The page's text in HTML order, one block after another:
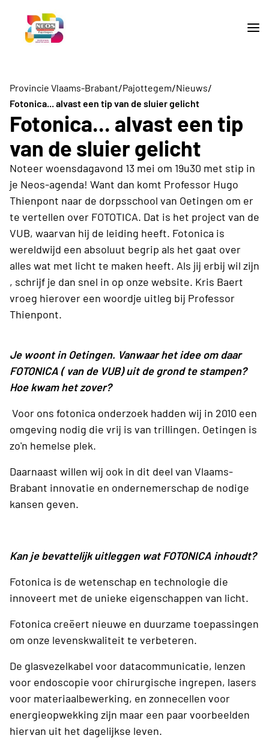
Provincie Vlaams-Brabant/Pajottegem/Nieuws/
Fotonica... alvast een tip van de sluier gelicht
Fotonica... alvast een tip
van de sluier gelicht
Noteer woensdagavond 13 mei om 19u30 met stip in
je Neos-agenda! Want dan komt Professor Hugo
Thienpont naar de dorpsschool van Oetingen om er
te vertellen over FOTOTICA. Dat is het project van de
VUB, waarvan hij de leiding heeft. Fotonica is
wereldwijd een absoluut begrip als het gaat over
alles wat met licht te maken heeft. Als jij erbij wil zijn
, schrijf je dan snel in op onze website. Kris Baert
vroeg hierover een woordje uitleg bij Professor
Thienpont.
Je woont in Oetingen. Vanwaar het idee om daar
FOTONICA ( van de VUB) uit de grond te stampen?
Hoe kwam het zover?
Voor ons fotonica onderzoek hadden wij in 2010 een
omgeving nodig die vrij is van trillingen. Oetingen is
zo'n hemelse plek.
Daarnaast willen wij ook in dit deel van Vlaams-
Brabant innovatie en ondernemerschap de nodige
kansen geven.
Kan je bevattelijk uitleggen wat FOTONICA inhoudt?
Fotonica is de wetenschap en technologie die
innoveert met de unieke eigenschappen van licht.
Fotonica creëert nieuwe en duurzame toepassingen
om onze levenskwaliteit te verbeteren.
De glasvezelkabel voor datacommunicatie, lenzen
voor endoscopie voor chirurgische ingrepen, lasers
voor materiaalbewerking, en zonnecellen voor
energieopwekking zijn maar een paar voorbeelden
hiervan uit het dagelijkse leven.